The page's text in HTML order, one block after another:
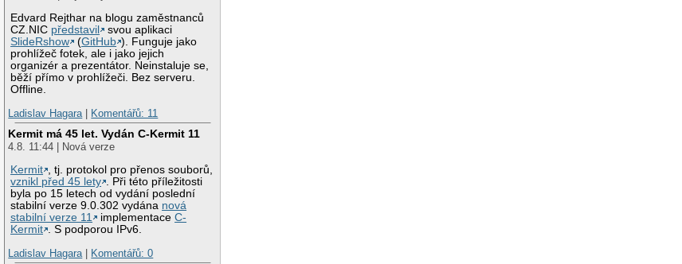
Edvard Rejthar na blogu zaměstnanců
CZ.NIC představil
svou aplikaci
SlideRshow
(GitHub ). Funguje jako
prohlížeč fotek, ale i jako jejich
organizér a prezentátor. Neinstaluje se,
běží přímo v prohlížeči. Bez serveru.
Offline.
Ladislav Hagara | Komentářů: 11
Kermit má 45 let. Vydán C-Kermit 11
4.8. 11:44 | Nová verze
Kermit
, tj. protokol pro přenos souborů,
vznikl před 45 lety
. Při této příležitosti
byla po 15 letech od vydání poslední
stabilní verze 9.0.302 vydána nová
stabilní verze 11
implementaceC-
Kermit
. S podporou IPv6.
Ladislav Hagara | Komentářů: 0